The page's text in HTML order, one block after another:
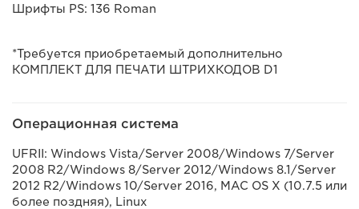
Шрифты PS: 136 Roman
*Требуется приобретаемый дополнительно
КОМПЛЕКТ ДЛЯ ПЕЧАТИ ШТРИХКОДОВ D1
Операционная система
UFRII: Windows Vista/Server 2008/Windows 7/Server
2008 R2/Windows 8/Server 2012/Windows 8.1/Server
2012 R2/Windows 10/Server 2016, MAC OS X (10.7.5 или
более поздняя), Linux